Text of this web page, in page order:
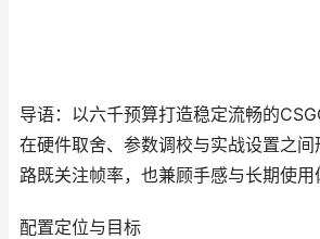
导语：以六千预算打造稳定流畅的
在硬件取舍、参数调校与实战设置之
路既关注帧率，也兼顾手感与长期使用
配置定位与目标